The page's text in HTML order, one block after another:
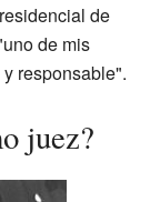
de
de mis
responsable".
juez?